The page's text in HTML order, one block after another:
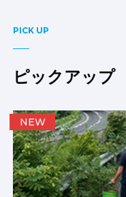
PICK UP
ピックアップ
NEW